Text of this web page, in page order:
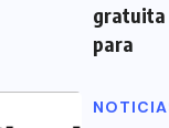
gratuita
para